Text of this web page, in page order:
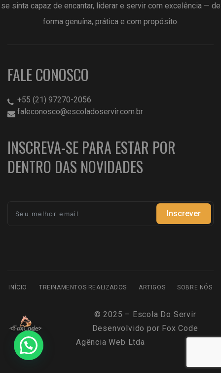
se sinta capaz de encantar, liderar e servir com excelência — de
forma genuína, prática e com propósito.
FALE CONOSCO
+55 (21) 97270-2056
faleconosco@escoladoservir.com.br
INSCREVA-SE PARA ESTAR POR
DENTRO DAS NOVIDADES
Inscrever
INÍCIO TREINAMENTOS REALIZADOS ARTIGOS SOBRE NÓS
© 2025 – Escola Do Servir
Desenvolvido por Fox Code
Agência Web Ltda